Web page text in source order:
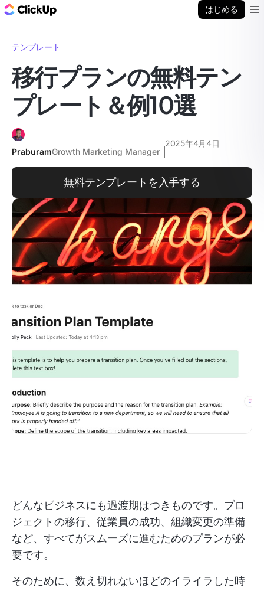
はじめる
テンプレート
移行プランの無料テン
プレート＆例10選
PraburamGrowth Marketing Manager
2025年4月4日
無料テンプレートを入手する
どんなビジネスにも過渡期はつきものです。プロ
ジェクトの移行、従業員の成功、組織変更の準備
など、すべてがスムーズに進むためのプランが必
要です。
そのために、数え切れないほどのイライラした時